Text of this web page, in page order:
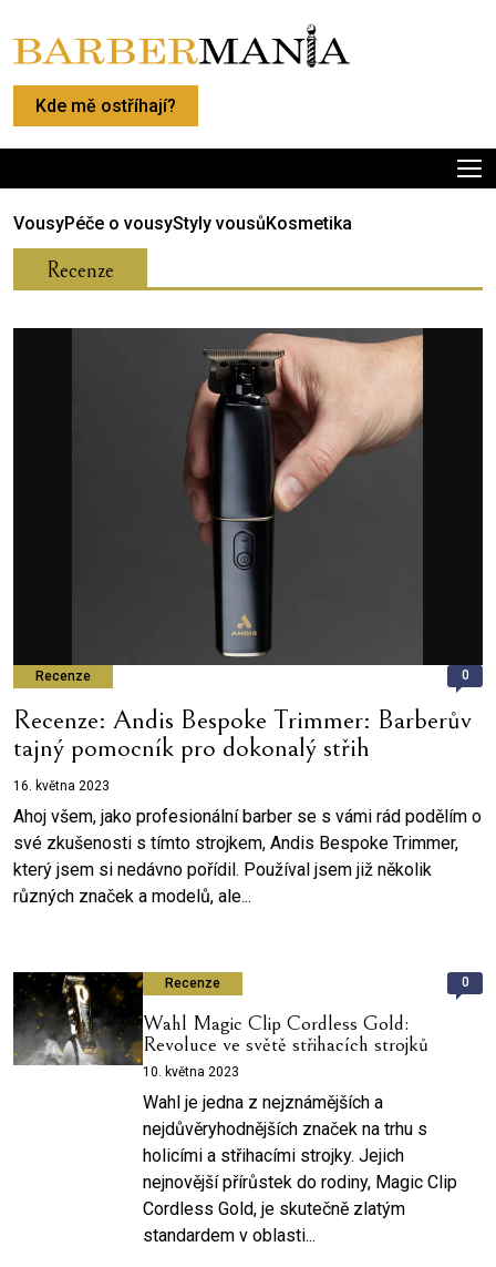
Kde mě ostříhají?
VousyPéče o vousyStyly vousůKosmetika
Recenze
Recenze 0
Recenze: Andis Bespoke Trimmer: Barberův
tajný pomocník pro dokonalý střih
16. května 2023
Ahoj všem, jako profesionální barber se s vámi rád podělím o
své zkušenosti s tímto strojkem, Andis Bespoke Trimmer,
který jsem si nedávno pořídil. Používal jsem již několik
různých značek a modelů, ale...
Recenze 0
Wahl Magic Clip Cordless Gold:
Revoluce ve světě střihacích strojků
10. května 2023
Wahl je jedna z nejznámějších a
nejdůvěryhodnějších značek na trhu s
holicími a střihacími strojky. Jejich
nejnovější přírůstek do rodiny, Magic Clip
Cordless Gold, je skutečně zlatým
standardem v oblasti...